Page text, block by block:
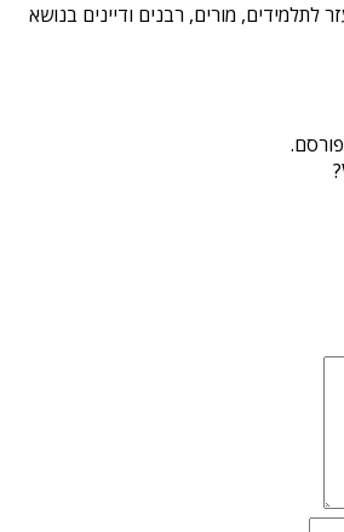
לתלמידים, מורים, רבנים ודיינים בנושא